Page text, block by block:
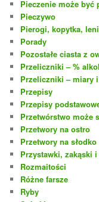
Pieczenie może być
Pieczywo
Pierogi, kopytka,
Porady
Pozostałe ciasta z
Przeliczniki – %
Przeliczniki – miary
Przepisy
Przepisy
Przetwórstwo może
Przetwory na ostro
Przetwory na słodko
Przystawki, zakąski i
Rozmaitości
Różne farsze
Ryby